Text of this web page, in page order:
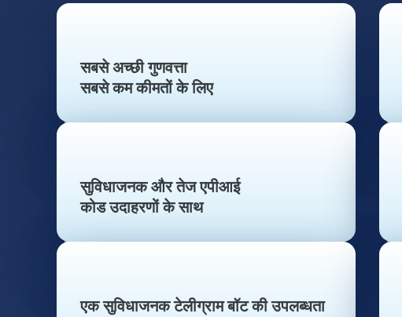
सबसे अच्छी गुणवत्ता
सबसे कम कीमतों के लिए
सुविधाजनक और तेज एपीआई
कोड उदाहरणों के साथ
एक सुविधाजनक टेलीग्राम बॉट की उपलब्धता